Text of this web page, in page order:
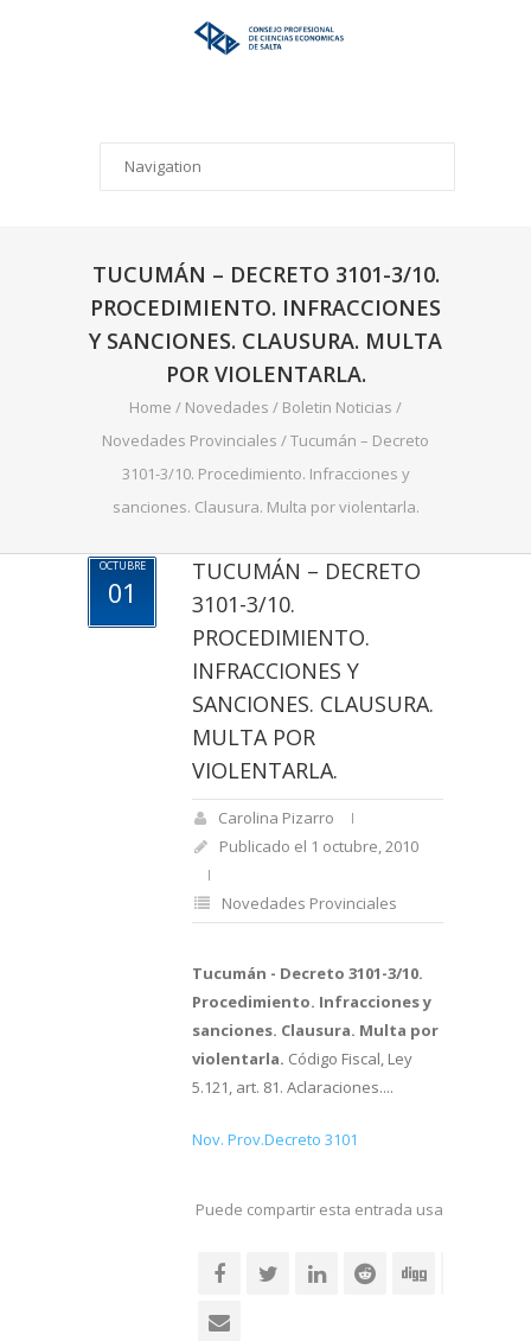
TUCUMÁN – DECRETO 3101-3/10.
PROCEDIMIENTO. INFRACCIONES
Y SANCIONES. CLAUSURA. MULTA
POR VIOLENTARLA.
Home / Novedades / Boletin Noticias /
Novedades Provinciales /Tucumán – Decreto
3101-3/10. Procedimiento. Infracciones y
sanciones. Clausura. Multa por violentarla.
OCTUBRE
01
TUCUMÁN – DECRETO
3101-3/10.
PROCEDIMIENTO.
INFRACCIONES Y
SANCIONES. CLAUSURA.
MULTA POR
VIOLENTARLA.
Carolina Pizarro
Publicado el 1 octubre, 2010
Novedades Provinciales
Tucumán - Decreto 3101-3/10.
Procedimiento. Infracciones y
sanciones. Clausura. Multa por
violentarla. Código Fiscal, Ley
5.121, art. 81. Aclaraciones....
Nov. Prov.Decreto 3101
Puede compartir esta entrada usando sus